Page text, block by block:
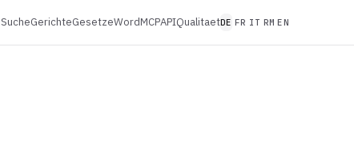
SucheGerichteGesetzeWordMCPAPIQualitaetDE FR IT RM EN